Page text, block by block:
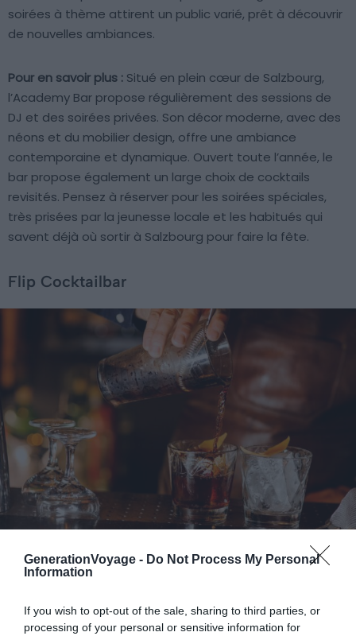
GenerationVoyage - Do Not Process My Personal
Information
If you wish to opt-out of the sale, sharing to third parties, or
processing of your personal or sensitive information for
soirées à thème attirent un public varié, prêt à découvrir
de nouvelles ambiances.
Pour en savoir plus : Situé en plein cœur de Salzbourg,
l’Academy Bar propose régulièrement des sessions de
DJ et des soirées privées. Son décor moderne, avec des
néons et du mobilier design, offre une ambiance
contemporaine et dynamique. Ouvert toute l’année, le
bar propose également un large choix de cocktails
revisités. Pensez à réserver pour les soirées spéciales,
très prisées par la jeunesse locale et les habitués qui
savent déjà où sortir à Salzbourg pour faire la fête.
Flip Cocktailbar
Shutterstock – Maksym Fesenko
offre une large gamme de cocktails fait maison dans